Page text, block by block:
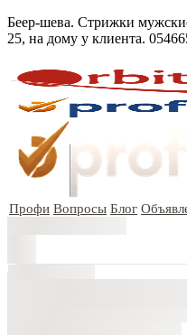
Беер-шева. Стрижки
25, на дому у клиента.
Профи Вопросы Блог